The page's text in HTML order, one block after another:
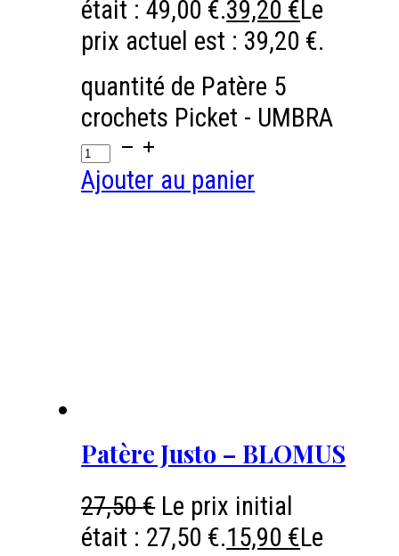
était : 49,00 €.39,20 €Le
prix actuel est : 39,20 €.
quantité de Patère 5
crochets Picket - UMBRA
Ajouter au panier
Patère Justo – BLOMUS
27,50€ Le prix initial
était : 27,50 €.15,90 €Le